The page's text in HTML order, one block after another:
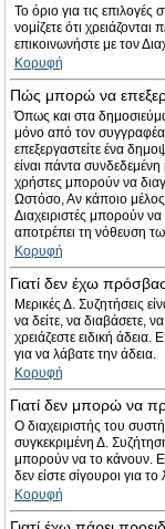
Το όριο για τις επιλογές
νομίζετε ότι
επικοινωνήστε με τον
Κορυφή
Πώς μπορώ να
Όπως και στα
μόνο από τον συγγραφέα
επεξεργαστείτε ένα
είναι πάντα
χρήστες μπορούν να
Ωστόσο, Αν κάποιο μέλος
Διαχειριστές μπορούν
αποτρέπει τη νόθευση
Κορυφή
Γιατί δεν έχω
Μερικές Δ. Συζητήσεις
να δείτε, να διαβάσετε,
χρειάζεστε ειδική άδεια.
για να λάβατε την άδεια.
Κορυφή
Γιατί δεν μπορώ να
Ο διαχειριστής του
συγκεκριμένη Δ.
μπορούν να το κάνουν.
δεν είστε σίγουροι για
Κορυφή